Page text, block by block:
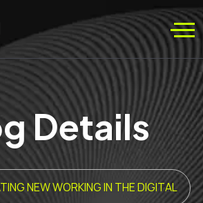
Details
NEW WORKING IN THE DIGITAL